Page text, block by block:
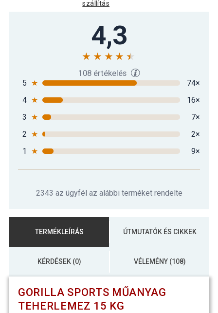
szállítás
4,3
108 értékelés
5 ★
74×
4 ★
16×
3
★
7×
2 ★
2×
1
★ 9×
2343 az ügyfél az alábbi terméket rendelte
TERMÉKLEÍRÁS ÚTMUTATÓK ÉS CIKKEK
KÉRDÉSEK (0) VÉLEMÉNY (108)
GORILLA SPORTS MŰANYAG
TEHERLEMEZ 15 KG